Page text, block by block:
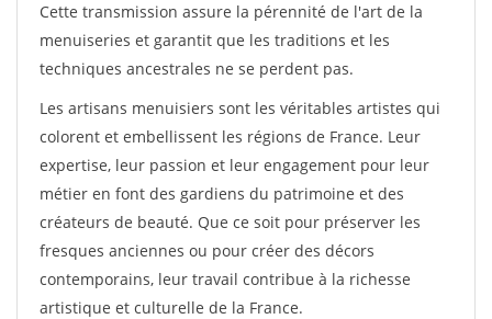
Cette transmission assure la pérennité de l'art de la
menuiseries et garantit que les traditions et les
techniques ancestrales ne se perdent pas.
Les artisans menuisiers sont les véritables artistes qui
colorent et embellissent les régions de France. Leur
expertise, leur passion et leur engagement pour leur
métier en font des gardiens du patrimoine et des
créateurs de beauté. Que ce soit pour préserver les
fresques anciennes ou pour créer des décors
contemporains, leur travail contribue à la richesse
artistique et culturelle de la France.